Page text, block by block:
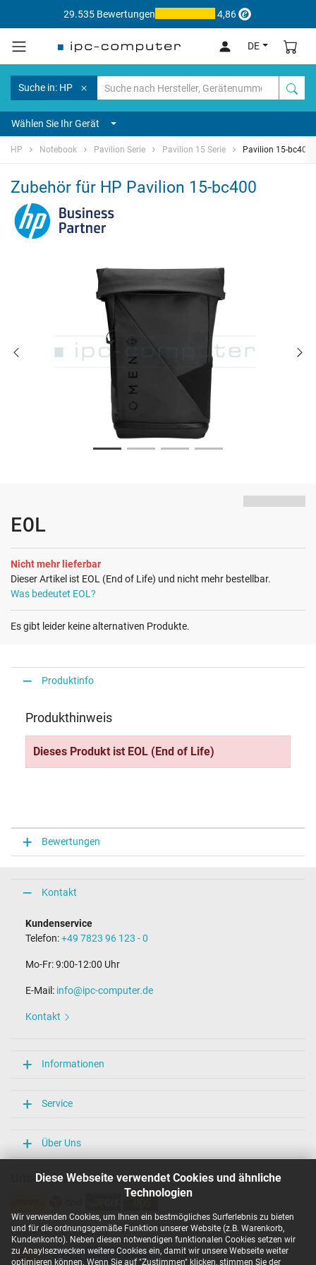
Diese Webseite verwendet Cookies und ähnliche
Technologien
Wir verwenden Cookies, um Ihnen ein bestmögliches Surferlebnis zu bieten
und für die ordnungsgemäße Funktion unserer Website (z.B. Warenkorb,
Kundenkonto). Neben diesen notwendigen funktionalen Cookies setzen wir
zu Anaylsezwecken weitere Cookies ein, damit wir unsere Webseite weiter
optimieren können. Wenn Sie auf "Zustimmen" klicken, stimmen Sie der
29.535 Bewertungen 4,86
DE
Suche in: HP
Wählen Sie Ihr Gerät
HP Notebook Pavilion Serie Pavilion 15 Serie Pavilion 15-bc400
Zubehör für HP Pavilion 15-bc400
EOL
Nicht mehr lieferbar
Dieser Artikel ist EOL (End of Life) und nicht mehr bestellbar.
Was bedeutet EOL?
Es gibt leider keine alternativen Produkte.
Produktinfo
Produkthinweis
Dieses Produkt ist EOL (End of Life)
Bewertungen
Kontakt
Kundenservice
Telefon:+49 7823 96 123 - 0
Mo-Fr: 9:00-12:00 Uhr
E-Mail: info@ipc-computer.de
Kontakt
Informationen
Service
Über Uns
Unsere Versandarten
Unsere Zahlarten